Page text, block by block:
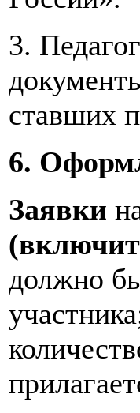
3.
ставших
6.
Заявки
должно